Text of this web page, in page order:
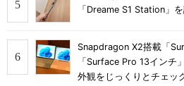
「Dreame S1 Station」
Snapdragon X2搭載「
「Surface Pro 13イン
外観をじっくりとチェッ